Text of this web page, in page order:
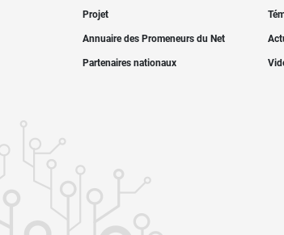
Projet
Annuaire des Promeneurs du Net
Partenaires nationaux